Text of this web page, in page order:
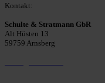
Kontakt:
Schulte & Stratmann GbR
Alt Hüsten 13
59759 Arnsberg